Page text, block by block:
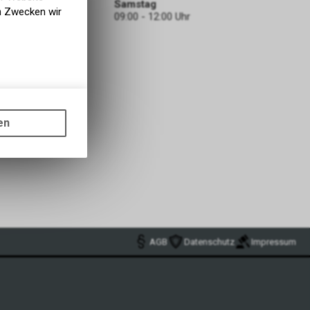
Samstag
09:00 - 12:00 Uhr
AGB Datenschutz Impressum
Zwecken wir
wie die
die